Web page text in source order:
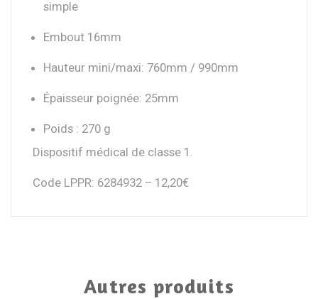
simple
Embout 16mm
Hauteur mini/maxi: 760mm / 990mm
Épaisseur poignée: 25mm
Poids : 270 g
Dispositif médical de classe 1.
Code LPPR: 6284932 – 12,20€
Autres produits